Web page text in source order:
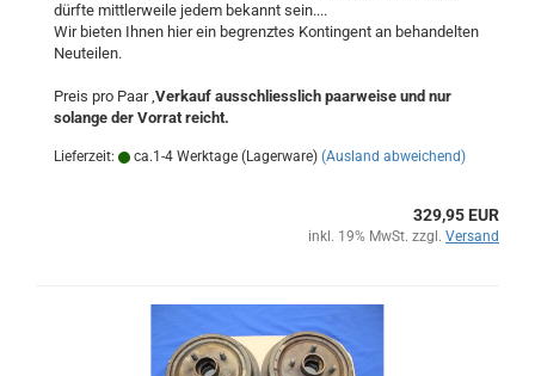
dürfte mittlerweile jedem bekannt sein....
Wir bieten Ihnen hier ein begrenztes Kontingent an behandelten
Neuteilen.
Preis pro Paar ,Verkauf ausschliesslich paarweise und nur
solange der Vorrat reicht.
Lieferzeit: ca.1-4 Werktage (Lagerware) (Ausland abweichend)
329,95 EUR
inkl. 19% MwSt. zzgl. Versand